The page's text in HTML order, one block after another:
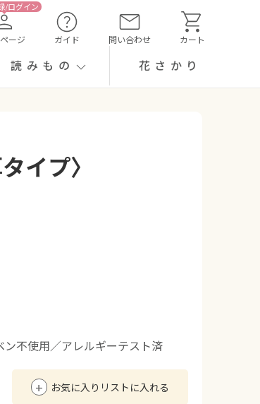
ージ ガイド 問い合わせ カート
読みもの 花さかり
イプ〉
不使用／アレルギーテスト済
お気に入りリストに入れる